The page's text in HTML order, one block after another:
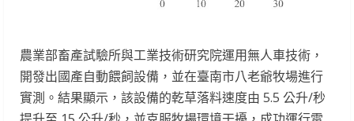
農業部畜產試驗所與工業技術研究院運用無人車技術，
開發出國產自動餵飼設備，並在臺南市八老爺牧場進行
實測。結果顯示，該設備的乾草落料速度由 5.5 公升/秒